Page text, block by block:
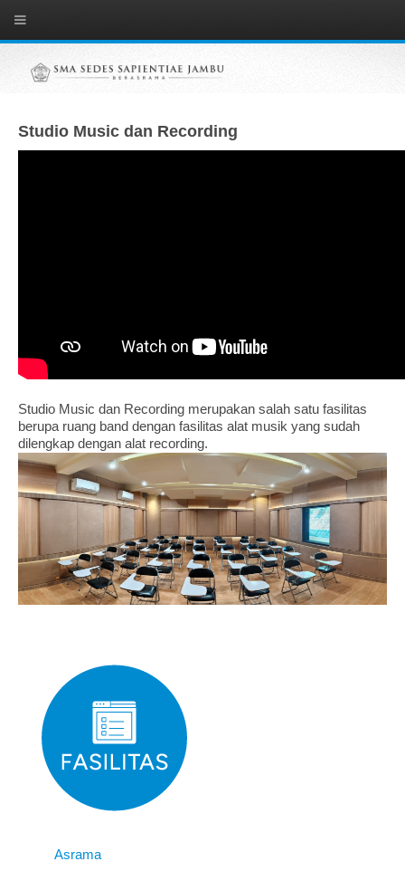
Studio Music dan Recording
Studio Music dan Recording merupakan salah satu fasilitas
berupa ruang band dengan fasilitas alat musik yang sudah
dilengkap dengan alat recording.
Asrama